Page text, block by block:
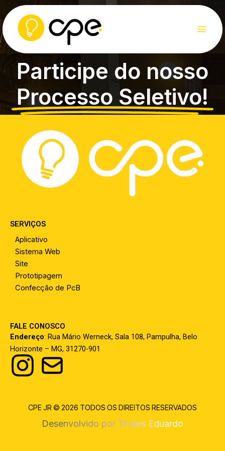
to
content
Participe do nosso
Processo Seletivo!
SERVIÇOS
Aplicativo
Sistema Web
Site
Prototipagem
Confecção de PcB
FALE CONOSCO
Endereço: Rua Mário Werneck, Sala 108, Pampulha, Belo
Horizonte – MG, 31270-901
I
s
CPE JR © 2026 TODOS OS DIREITOS RESERVADOS
Desenvolvido por Thales Eduardo